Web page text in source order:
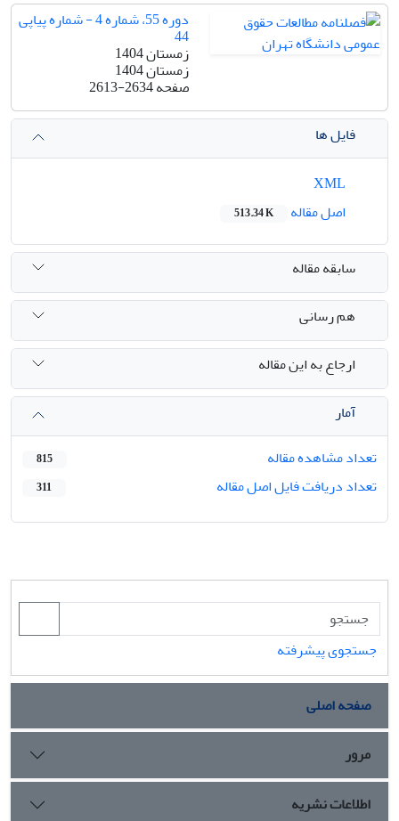
دوره 55، شماره 4 - شماره پیاپی
44
زمستان 1404
زمستان 1404
صفحه2613-2634
فایل ها
اصل مقاله
513.34 K
سابقه مقاله
هم رسانی
ارجاع به این مقاله
آمار
تعداد مشاهده مقاله
815
تعداد دریافت فایل اصل مقاله 311
جستجوی پیشرفته
صفحه اصلی
مرور
اطلاعات نشریه